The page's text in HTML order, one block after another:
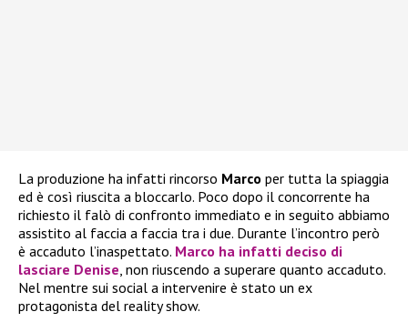
La produzione ha infatti rincorso Marco per tutta la spiaggia
ed è così riuscita a bloccarlo. Poco dopo il concorrente ha
richiesto il falò di confronto immediato e in seguito abbiamo
assistito al faccia a faccia tra i due. Durante l’incontro però
è accaduto l’inaspettato. Marco ha infatti deciso di
lasciare Denise, non riuscendo a superare quanto accaduto.
Nel mentre sui social a intervenire è stato un ex
protagonista del reality show.